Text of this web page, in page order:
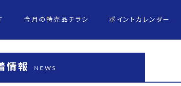
今月の特売品チラシ ポイントカレンダー
情報 NEWS